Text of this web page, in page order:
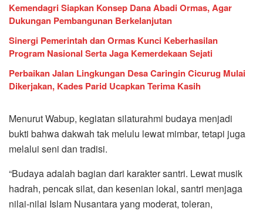
Kemendagri Siapkan Konsep Dana Abadi Ormas, Agar
Dukungan Pembangunan Berkelanjutan
Sinergi Pemerintah dan Ormas Kunci Keberhasilan
Program Nasional Serta Jaga Kemerdekaan Sejati
Perbaikan Jalan Lingkungan Desa Caringin Cicurug Mulai
Dikerjakan, Kades Parid Ucapkan Terima Kasih
Menurut Wabup, kegiatan silaturahmi budaya menjadi
bukti bahwa dakwah tak melulu lewat mimbar, tetapi juga
melalui seni dan tradisi.
“Budaya adalah bagian dari karakter santri. Lewat musik
hadrah, pencak silat, dan kesenian lokal, santri menjaga
nilai-nilai Islam Nusantara yang moderat, toleran,